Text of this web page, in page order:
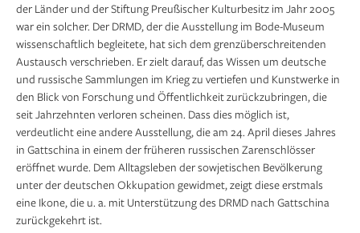
der Länder und der Stiftung Preußischer Kulturbesitz im Jahr 2005
war ein solcher. Der DRMD, der die Ausstellung im Bode-Museum
wissenschaftlich begleitete, hat sich dem grenzüberschreitenden
Austausch verschrieben. Er zielt darauf, das Wissen um deutsche
und russische Sammlungen im Krieg zu vertiefen und Kunstwerke in
den Blick von Forschung und Öffentlichkeit zurückzubringen, die
seit Jahrzehnten verloren scheinen. Dass dies möglich ist,
verdeutlicht eine andere Ausstellung, die am 24. April dieses Jahres
in Gattschina in einem der früheren russischen Zarenschlösser
eröffnet wurde. Dem Alltagsleben der sowjetischen Bevölkerung
unter der deutschen Okkupation gewidmet, zeigt diese erstmals
eine Ikone, die u. a. mit Unterstützung des DRMD nach Gattschina
zurückgekehrt ist.